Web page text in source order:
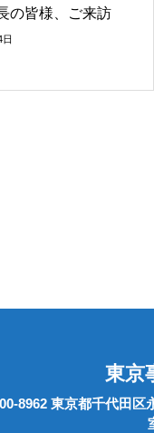
の皆様、ご来訪
東京
8962 東京都千代田区